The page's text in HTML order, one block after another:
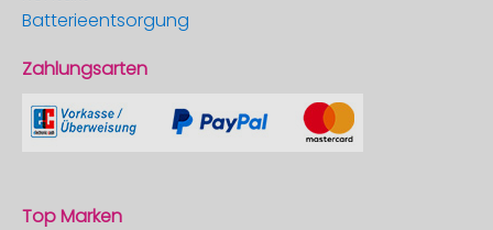
Batterieentsorgung
Zahlungsarten
Top Marken